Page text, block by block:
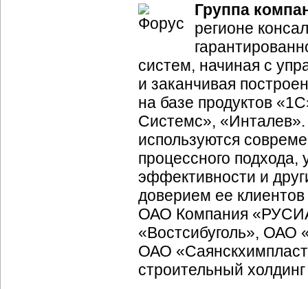
Группа
регионе
систем, начиная с
и заканчивая
на базе продуктов
Системс»,
используются
процессного
эффективности и
доверием ее
ОАО Компания
«Востсибуголь», ОАО
ОАО
строительный